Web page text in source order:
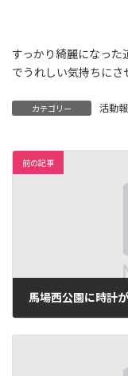
すっかり綺麗になった
でうれしい気持ちにさ
カテゴリー 活動
前の記事
馬場西公園に時計